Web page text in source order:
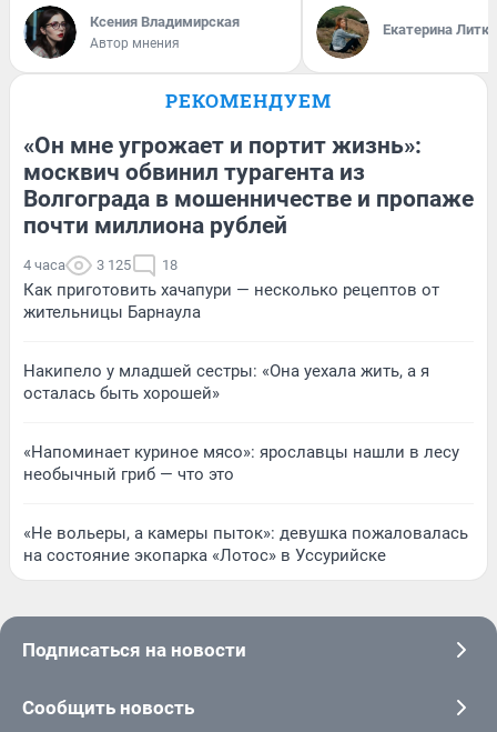
Ксения Владимирская
Автор мнения
Екатерина
РЕКОМЕНДУЕМ
«Он мне угрожает и портит жизнь»:
москвич обвинил турагента из
Волгограда в мошенничестве и пропаже
почти миллиона рублей
4 часа 3 125 18
Как приготовить хачапури — несколько рецептов от
жительницы Барнаула
Накипело у младшей сестры: «Она уехала жить, а я
осталась быть хорошей»
«Напоминает куриное мясо»: ярославцы нашли в лесу
необычный гриб — что это
«Не вольеры, а камеры пыток»: девушка пожаловалась
на состояние экопарка «Лотос» в Уссурийске
Подписаться на новости
Сообщить новость